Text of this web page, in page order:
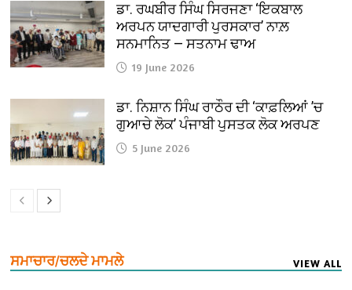
ਡਾ. ਰਘਬੀਰ ਸਿੰਘ ਸਿਰਜਣਾ ‘ਇਕਬਾਲ
ਅਰਪਨ ਯਾਦਗਾਰੀ ਪੁਰਸਕਾਰ’ ਨਾਲ਼
ਸਨਮਾਨਿਤ — ਸਤਨਾਮ ਢਾਅ
19 June 2026
ਡਾ. ਨਿਸ਼ਾਨ ਸਿੰਘ ਰਾਠੌਰ ਦੀ ‘ਕਾਫ਼ਲਿਆਂ ’ਚ
ਗੁਆਚੇ ਲੋਕ’ ਪੰਜਾਬੀ ਪੁਸਤਕ ਲੋਕ ਅਰਪਣ
5 June 2026
ਸਮਾਚਾਰ/ਚਲਦੇ ਮਾਮਲੇ VIEW ALL